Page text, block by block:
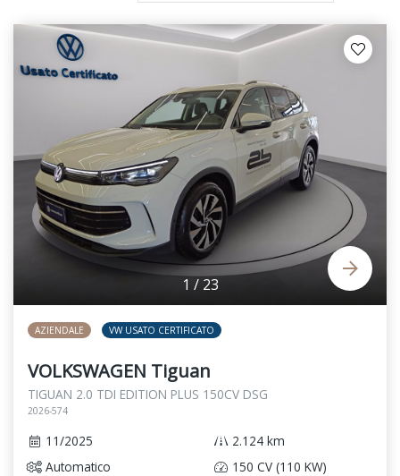
1 / 23
AZIENDALE VW USATO CERTIFICATO
VOLKSWAGEN Tiguan
TIGUAN 2.0 TDI EDITION PLUS 150CV DSG
2026-574
11/2025
2.124 km
Automatico
150 CV (110 KW)